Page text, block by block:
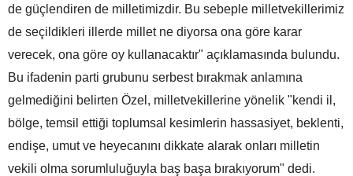
de güçlendiren de milletimizdir. Bu sebeple milletvekillerimiz
de seçildikleri illerde millet ne diyorsa ona göre karar
verecek, ona göre oy kullanacaktır" açıklamasında bulundu.
Bu ifadenin parti grubunu serbest bırakmak anlamına
gelmediğini belirten Özel, milletvekillerine yönelik "kendi il,
bölge, temsil ettiği toplumsal kesimlerin hassasiyet, beklenti,
endişe, umut ve heyecanını dikkate alarak onları milletin
vekili olma sorumluluğuyla baş başa bırakıyorum" dedi.